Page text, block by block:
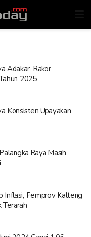
Adakan Rakor
2025
Konsisten Upayakan
Raya Masih
Inflasi, Pemprov Kalteng
Terarah